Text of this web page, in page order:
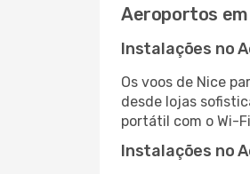
Aeroportos em
Instalações no
Os voos de Nice
desde lojas
portátil com o Wi-
Instalações no